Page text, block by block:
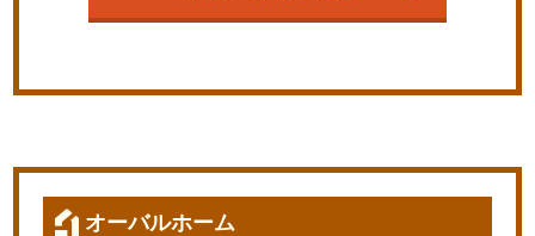
オーバルホーム